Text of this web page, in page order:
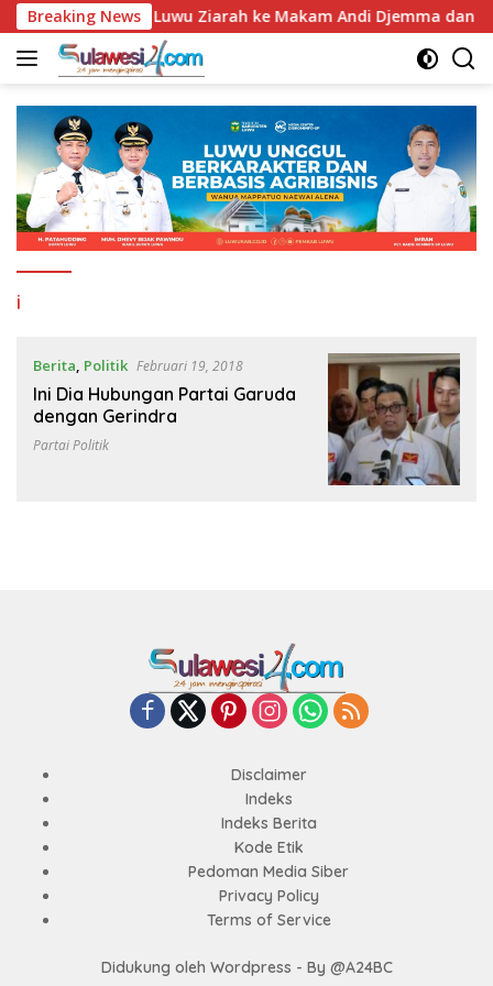
Langsung
ke
konten
Breaking News
ke-67, Bupati Luwu Ziarah ke Makam Andi Djemma dan
i
Berita Politik Februari 19, 2018
Ini Dia Hubungan Partai Garuda
dengan Gerindra
Partai Politik
Disclaimer
Indeks
Indeks Berita
Kode Etik
Pedoman Media Siber
Privacy Policy
Terms of Service
Didukung oleh Wordpress - By @A24BC